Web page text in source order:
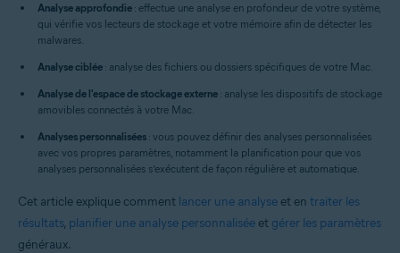
Apple macOS 10.12.x (Sierra)
Apple Mac OS X 10.11.x (El Capitan)
Analyse approfondie : effectue une analyse en profondeur de votre système,
qui vérifie vos lecteurs de stockage et votre mémoire afin de détecter les
malwares.
Analyse ciblée : analyse des fichiers ou dossiers spécifiques de votre Mac.
Analyse de l'espace de stockage externe : analyse les dispositifs de stockage
amovibles connectés à votre Mac.
Analyses personnalisées : vous pouvez définir des analyses personnalisées
avec vos propres paramètres, notamment la planification pour que vos
analyses personnalisées s’exécutent de façon régulière et automatique.
Cet article explique comment lancer une analyse et en traiter les
résultats, planifier une analyse personnalisée et gérer les paramètres
généraux.